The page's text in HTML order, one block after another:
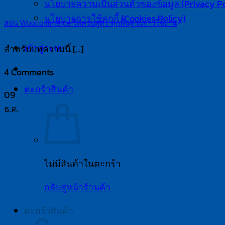
นโยบายความเป็นส่วนตัวของข้อมูล (Privacy
นโยบายการใช้คุกกี้ (Cookies Policy)
เข้าสู่ระบบ
ตะกร้าสินค้า
ไม่มีสินค้าในตะกร้า
กลับสู่หน้าร้านค้า
ตะกร้าสินค้า
สอน Woocommerce ให้ครบสูตร ทุกพื้นฐานการใช้งาน
สำหรับบทความนี้ [...]
4 Comments
09
ธ.ค.